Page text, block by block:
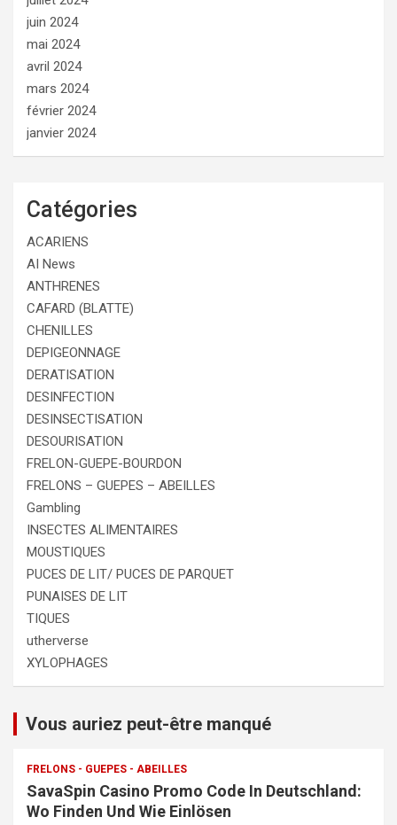
juin 2024
mai 2024
avril 2024
mars 2024
février 2024
janvier 2024
Catégories
ACARIENS
AI News
ANTHRENES
CAFARD (BLATTE)
CHENILLES
DEPIGEONNAGE
DERATISATION
DESINFECTION
DESINSECTISATION
DESOURISATION
FRELON-GUEPE-BOURDON
FRELONS – GUEPES – ABEILLES
Gambling
INSECTES ALIMENTAIRES
MOUSTIQUES
PUCES DE LIT/ PUCES DE PARQUET
PUNAISES DE LIT
TIQUES
utherverse
XYLOPHAGES
Vous auriez peut-être manqué
FRELONS - GUEPES - ABEILLES
SavaSpin Casino Promo Code In Deutschland:
Wo Finden Und Wie Einlösen